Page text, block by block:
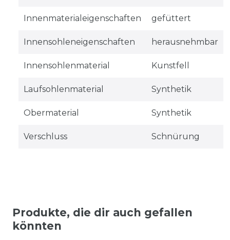
Innenmaterialeigenschaften gefüttert
Innensohleneigenschaften herausnehmbar
Innensohlenmaterial Kunstfell
Laufsohlenmaterial Synthetik
Obermaterial Synthetik
Verschluss Schnürung
Produkte, die dir auch gefallen
könnten